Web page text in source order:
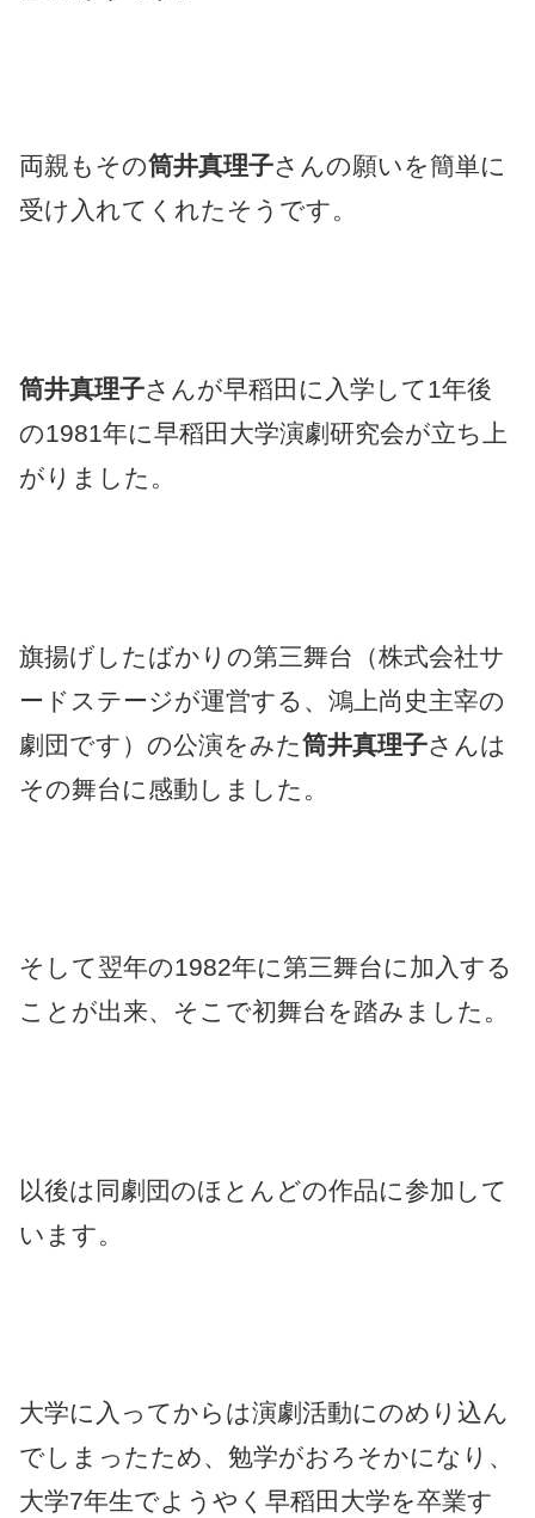
両親もその筒井真理子さんの願いを簡単に
受け入れてくれたそうです。
筒井真理子さんが早稻田に入学して1年後
の1981年に早稻田大学演劇研究会が立ち上
がりました。
旗揚げしたばかりの第三舞台（株式会社サ
ードステージが運営する、鴻上尚史主宰の
劇団です）の公演をみた筒井真理子さんは
その舞台に感動しました。
そして翌年の1982年に第三舞台に加入する
ことが出来、そこで初舞台を踏みました。
以後は同劇団のほとんどの作品に参加して
います。
大学に入ってからは演劇活動にのめり込ん
でしまったため、勉学がおろそかになり、
大学7年生でようやく早稻田大学を卒業す